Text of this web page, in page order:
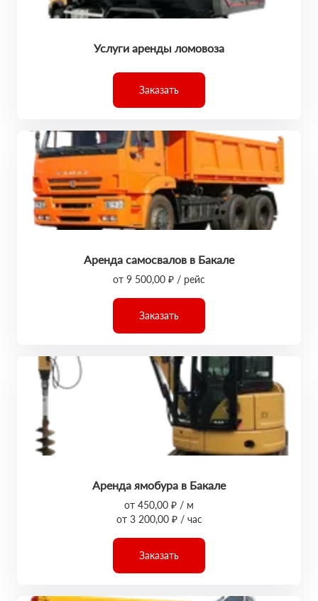
Услуги аренды ломовоза
Заказать
Аренда самосвалов в Бакале
от 9 500,00 ₽ / рейс
Заказать
Аренда ямобура в Бакале
от 450,00 ₽ / м
от 3 200,00 ₽ / час
Заказать